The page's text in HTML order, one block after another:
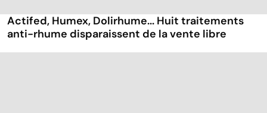
Actifed, Humex, Dolirhume... Huit traitements
anti-rhume disparaissent de la vente libre